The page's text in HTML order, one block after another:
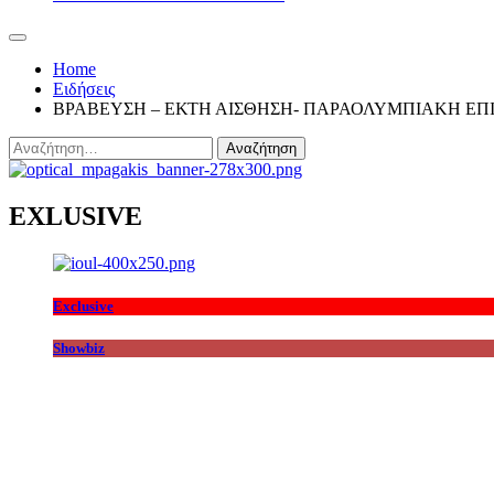
Home
Ειδήσεις
ΒΡΑΒΕΥΣΗ – ΕΚΤΗ ΑΙΣΘΗΣΗ- ΠΑΡΑΟΛΥΜΠΙΑΚΗ
Αναζήτηση
για:
EXLUSIVE
Exclusive
Showbiz